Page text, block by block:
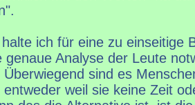
ich für eine zu einseitige
genaue Analyse der Leute
sind es
weil sie keine Zeit